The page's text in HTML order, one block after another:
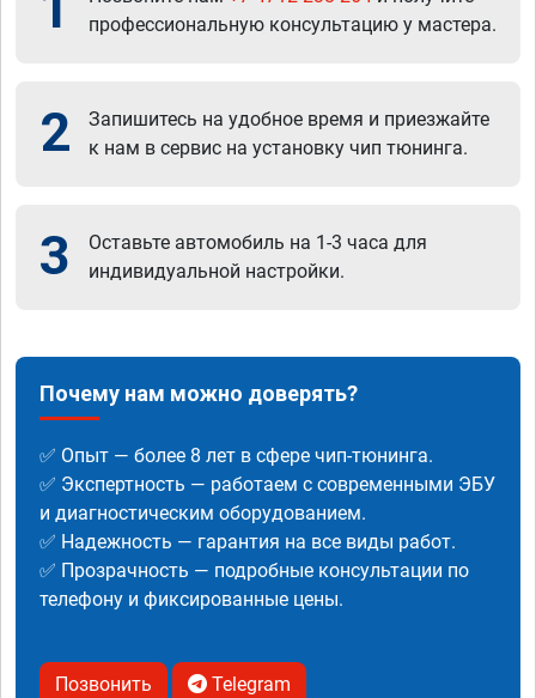
профессиональную консультацию у мастера.
2
Запишитесь на удобное время и приезжайте
к нам в сервис на установку чип тюнинга.
3
Оставьте автомобиль на 1-3 часа для
индивидуальной настройки.
Почему нам можно доверять?
✅ Опыт — более 8 лет в сфере чип-тюнинга.
✅ Экспертность — работаем с современными ЭБУ
и диагностическим оборудованием.
✅ Надежность — гарантия на все виды работ.
✅ Прозрачность — подробные консультации по
телефону и фиксированные цены.
Позвонить Telegram